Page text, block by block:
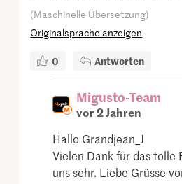
(Maschinelle Übersetzung)
Originalsprache anzeigen
0 Antworten
Migusto-Team
vor 2 Jahren
Hallo Grandjean_J
Vielen Dank für das tolle
uns sehr. Liebe Grüsse